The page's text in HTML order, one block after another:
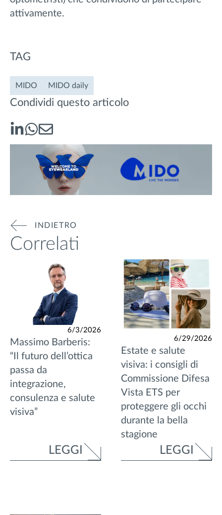
attivamente.
TAG
MIDO MIDO daily
Condividi questo articolo
INDIETRO
Correlati
6/3/2026
Massimo Barberis:
“Il futuro dell’ottica
passa da
integrazione,
consulenza e salute
visiva”
LEGGI
6/29/2026
Estate e salute
visiva: i consigli di
Commissione Difesa
Vista ETS per
proteggere gli occhi
durante la bella
stagione
LEGGI